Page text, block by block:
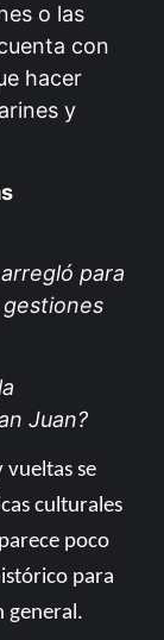
o las
con
hacer
y
para
Juan?
vueltas se
culturales
poco
para
general.